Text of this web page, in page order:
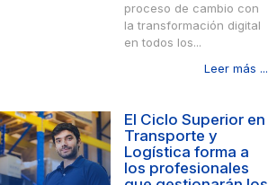
proceso de cambio con
la transformación digital
en todos los...
Leer más ...
El Ciclo Superior en
Transporte y
Logística forma a
los profesionales